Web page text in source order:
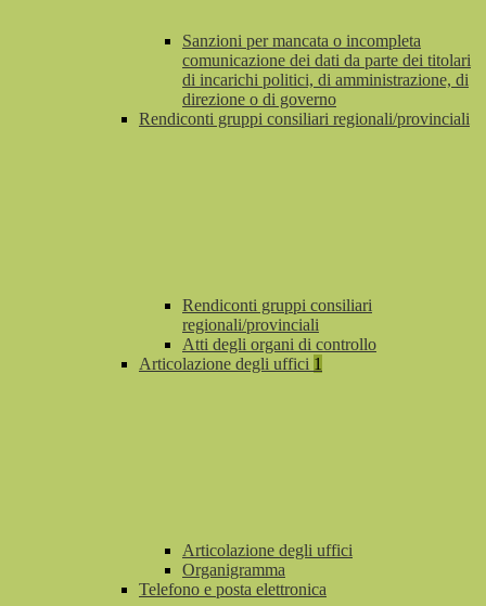
Sanzioni per mancata o incompleta
comunicazione dei dati da parte dei titolari
di incarichi politici, di amministrazione, di
direzione o di governo
Rendiconti gruppi consiliari regionali/provinciali
Rendiconti gruppi consiliari
regionali/provinciali
Atti degli organi di controllo
Articolazione degli uffici 1
Articolazione degli uffici
Organigramma
Telefono e posta elettronica